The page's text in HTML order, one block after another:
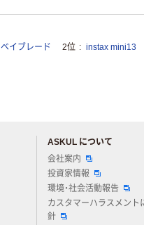
ベイブレード 2位 instax mini13
ASKUL について
会社案内
投資家情報
環境・社会活動報告
カスタマーハラスメント
針